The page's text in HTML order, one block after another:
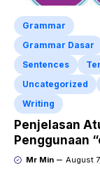
Grammar
Grammar Dasar
Sentences
Uncategorized
Writing
Penjelasan
Penggunaan
dalam Kalimat
Mr Min August